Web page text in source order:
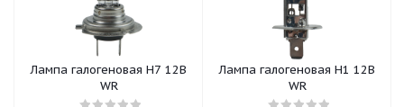
Лампа галогеновая Н7 12B
WR
Лампа галогеновая Н1 12В
WR